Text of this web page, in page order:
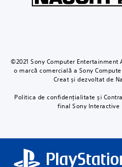
©2021 Sony Computer Entertainment
o marcă comercială a Sony
Creat și dezvoltat de
Politica de confidențialitate și
final Sony Interactive